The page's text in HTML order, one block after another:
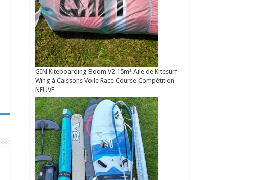
GIN Kiteboarding Boom V2 15m² Aile de Kitesurf
Wing à Caissons Voile Race Course Compétition -
NEUVE